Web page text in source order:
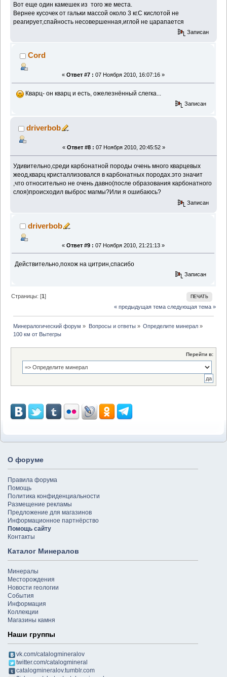
Вот еще один камешек из того же места.
Вернее кусочек от гальки массой около 3 кг.С кислотой не
реагирует,спайность несовершенная,иглой не царапается
Записан
Cord
« Ответ #7 : 07 Ноября 2010, 16:07:16 »
Кварц- он кварц и есть, ожелезнённый слегка...
Записан
driverbob
« Ответ #8 : 07 Ноября 2010, 20:45:52 »
Удивительно,среди карбонатной породы очень много кварцевых
жеод,кварц кристаллизовался в карбонатных породах.это значит
,что относительно не очень давно(после образования карбонатного
слоя)происходил выброс магмы?Или я ошибаюсь?
Записан
driverbob
« Ответ #9 : 07 Ноября 2010, 21:21:13 »
Действительно,похож на цитрин,спасибо
Записан
ПЕЧАТЬ
Страницы: [1]
« предыдущая тема следующая тема »
Минералогический форум » Вопросы и ответы» Определите минерал»
100 км от Вытегры
Перейти в:
О форуме
Правила форума
Помощь
Политика конфиденциальности
Размещение рекламы
Предложение для магазинов
Информационное партнёрство
Помощь сайту
Контакты
Каталог Минералов
Минералы
Месторождения
Новости геологии
События
Информация
Коллекции
Магазины камня
Наши группы
vk.com/catalogmineralov
twitter.com/catalogmineral
catalogmineralov.tumblr.com